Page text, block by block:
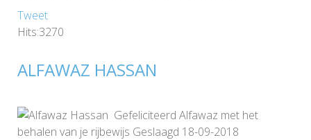
Tweet
Hits:3270
ALFAWAZ HASSAN
Gefeliciteerd Alfawaz met het
behalen van je rijbewijs Geslaagd 18-09-2018